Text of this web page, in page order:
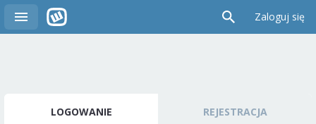
Zaloguj się
LOGOWANIE REJESTRACJA